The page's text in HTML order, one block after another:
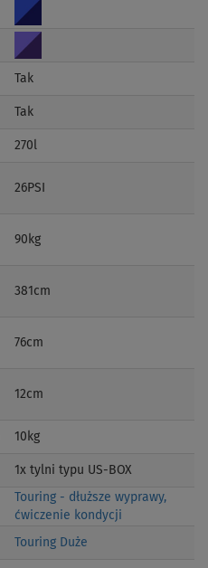
Tak
Tak
270l
26PSI
90kg
381cm
76cm
12cm
10kg
1x tylni typu US-BOX
Touring - dłuższe wyprawy,
ćwiczenie kondycji
Touring Duże